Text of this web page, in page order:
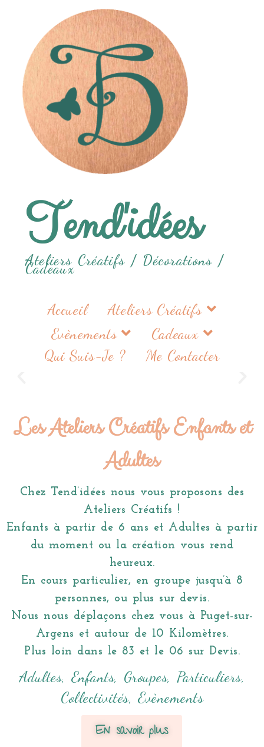
Tend'idées
Ateliers Créatifs / Décorations /
Cadeaux
Accueil
Ateliers Créatifs
Evènements
Cadeaux
Qui Suis-Je ?
Me Contacter
Les Ateliers Créatifs Enfants et
Adultes
Chez Tend’idées nous vous proposons des
Ateliers Créatifs !
Enfants à partir de 6 ans et Adultes à partir
du moment ou la création vous rend
heureux.
En cours particulier, en groupe jusqu’à 8
personnes, ou plus sur devis.
Nous nous déplaçons chez vous à Puget-sur-
Argens et autour de 10 Kilomètres.
Plus loin dans le 83 et le 06 sur Devis.
Adultes, Enfants, Groupes, Particuliers,
Collectivités, Evènements
En savoir plus